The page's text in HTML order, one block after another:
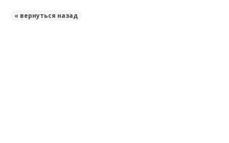
« вернуться назад